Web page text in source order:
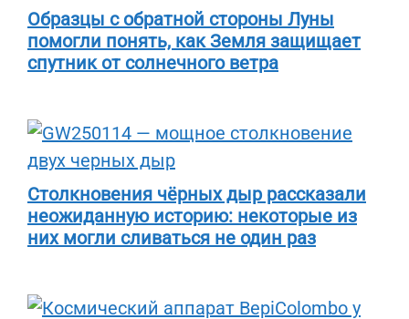
Образцы с обратной стороны Луны
помогли понять, как Земля защищает
спутник от солнечного ветра
Столкновения чёрных дыр рассказали
неожиданную историю: некоторые из
них могли сливаться не один раз